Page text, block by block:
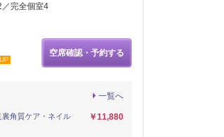
完全個室4
UP
空席確認・予約する
一覧へ
裏角質ケア・ネイル
￥11,880